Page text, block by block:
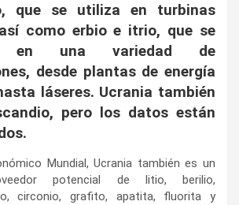
que se utiliza en turbinas
como erbio e itrio, que se
en una variedad de
desde plantas de energía
láseres. Ucrania también
pero los datos están
Mundial, Ucrania también es un
potencial de litio, berilio,
circonio, grafito, apatita, fluorita y